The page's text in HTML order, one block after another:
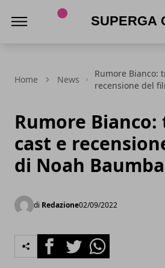
Home News
Rumore Bianco:
recensione del
Rumore Bianco:
cast e
di Noah
di Redazione02/09/2022
FacebookTwitterWhatsapp